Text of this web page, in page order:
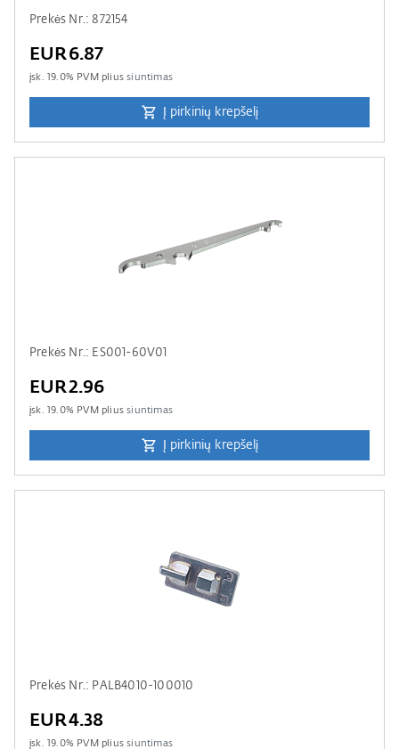
Prekės Nr.: 872154
EUR6.87
įsk. 19.0% PVM pliussiuntimas
Į pirkinių krepšelį
Prekės Nr.: ES001-60V01
EUR2.96
įsk. 19.0% PVM pliussiuntimas
Į pirkinių krepšelį
Prekės Nr.: PALB4010-100010
EUR4.38
įsk. 19.0% PVM pliussiuntimas